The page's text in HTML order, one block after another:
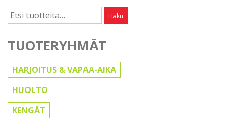
Etsi: Haku
TUOTERYHMÄT
HARJOITUS & VAPAA-AIKA
HUOLTO
KENGÄT